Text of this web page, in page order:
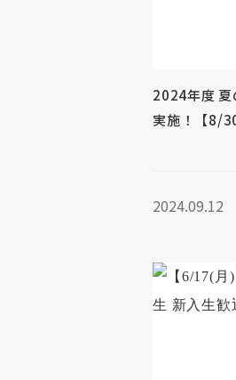
2024年度 夏
実施！【8/
2024.09.12